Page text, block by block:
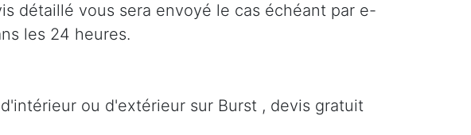
détaillé vous sera envoyé le cas échéant par e-
les 24 heures.
ou d'extérieur sur Burst , devis gratuit